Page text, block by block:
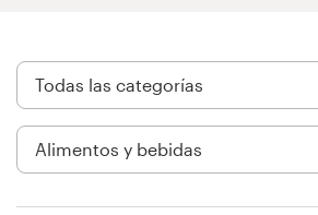
un
diseño
Diseño de logotipo